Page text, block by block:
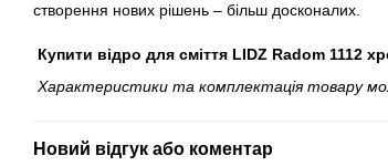
створення нових рішень – більш досконалих.
Купити відро для сміття LIDZ Radom 1112
Характеристики та комплектація товару
Новий відгук або коментар